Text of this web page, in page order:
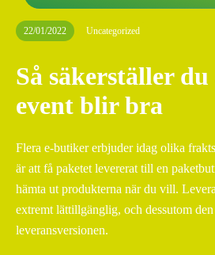
22/01/2022 Uncategorized
Så säkerställer
event blir bra
Flera e-butiker erbjuder idag olika
är att få paketet levererat till en
hämta ut produkterna när du vill.
extremt lättillgänglig, och dessutom
leveransversionen.